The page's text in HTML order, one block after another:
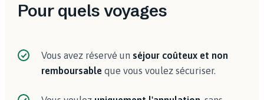
Pour quels voyages
Vous avez réservé un séjour coûteux et non
remboursable que vous voulez sécuriser.